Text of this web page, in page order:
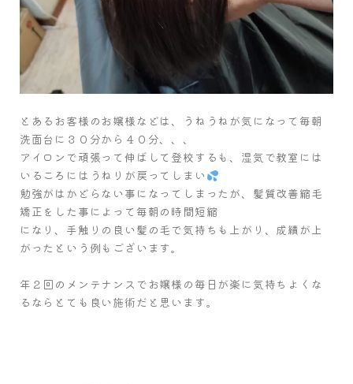
とあるお客様のお嬢様などは、うねうねが気になって毎朝
洗面台に３０分から４０分、、、
アイロンで頑張って伸ばして登校するも、湿気で教室には
いるころにはうねりが戻ってしまい
勉強がはかどらない事になってしまったが、髪質改善縮毛
矯正をした事によって毎朝の時間短縮
になり、手触りの良い髪の毛で気持ちも上がり、成績が上
がったという例もございます。
年２回のメンテナンスでお嬢様の毎日が楽に気持ちよくな
るならとても良い施術だと思います。